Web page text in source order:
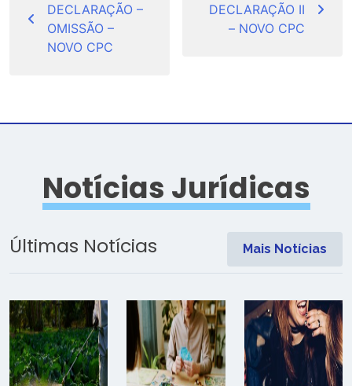
PostDECLARAÇÃO –
OMISSÃO –
NOVO CPC
DECLARAÇÃO II
– NOVO CPC
Notícias Jurídicas
Últimas Notícias Mais Notícias